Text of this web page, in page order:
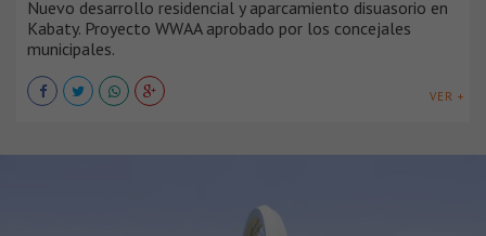
Nuevo desarrollo residencial y aparcamiento disuasorio en
Kabaty. Proyecto WWAA aprobado por los concejales
municipales.
VER +